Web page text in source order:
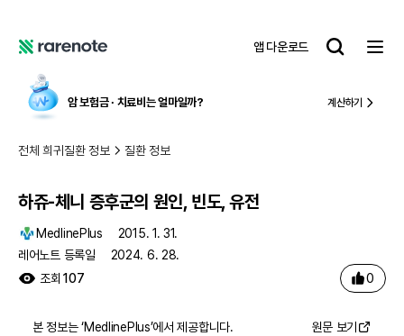
노
앱 다운로드
레
트
암 보험금 ∙ 치료비 는 얼마일까? 계산하기
전체 희귀질환 정보 질환 정보
하쥬-체니 증후군의 원인, 빈도, 유전
MedlinePlus
2015. 1. 31.
레어노트 등록일
2024. 6. 28.
조회 107 0
본 정보는 ‘MedlinePlus’에서 제공합니다. 원문 보기